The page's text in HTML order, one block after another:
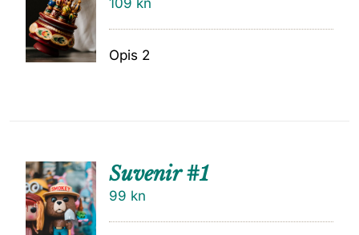
KOŠARI
CU
Opis 2
DODAJ
U
KOŠARI
CU
Suvenir #1
99 kn